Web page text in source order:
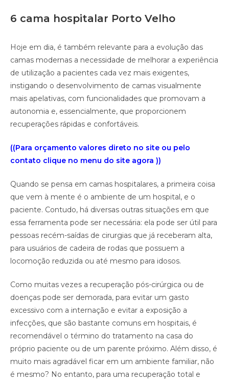
6 cama hospitalar Porto Velho
Hoje em dia, é também relevante para a evolução das
camas modernas a necessidade de melhorar a experiência
de utilização a pacientes cada vez mais exigentes,
instigando o desenvolvimento de camas visualmente
mais apelativas, com funcionalidades que promovam a
autonomia e, essencialmente, que proporcionem
recuperações rápidas e confortáveis.
((Para orçamento valores direto no site ou pelo
contato clique no menu do site agora ))
Quando se pensa em camas hospitalares, a primeira coisa
que vem à mente é o ambiente de um hospital, e o
paciente. Contudo, há diversas outras situações em que
essa ferramenta pode ser necessária: ela pode ser útil para
pessoas recém-saídas de cirurgias que já receberam alta,
para usuários de cadeira de rodas que possuem a
locomoção reduzida ou até mesmo para idosos.
Como muitas vezes a recuperação pós-cirúrgica ou de
doenças pode ser demorada, para evitar um gasto
excessivo com a internação e evitar a exposição a
infecções, que são bastante comuns em hospitais, é
recomendável o término do tratamento na casa do
próprio paciente ou de um parente próximo. Além disso, é
muito mais agradável ficar em um ambiente familiar, não
é mesmo? No entanto, para uma recuperação total e